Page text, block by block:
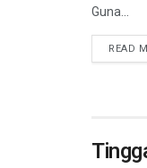
Guna...
READ